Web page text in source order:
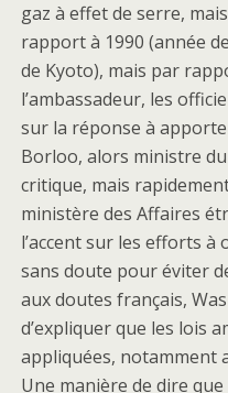
gaz à effet de serre,
rapport à 1990 (année
de Kyoto), mais par
l’ambassadeur, les
sur la réponse à
Borloo, alors ministre
critique, mais
ministère des Affaires
l’accent sur les efforts à
sans doute pour éviter
aux doutes français,
d’expliquer que les lois
appliquées, notamment
Une manière de dire